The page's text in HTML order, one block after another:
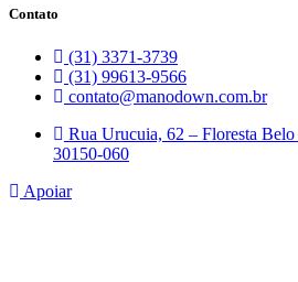
Contato
(31) 3371-3739
(31) 99613-9566
contato@manodown.com.br
Rua Urucuia, 62 – Floresta
30150-060
Apoiar